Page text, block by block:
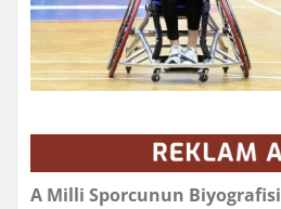
A Milli Sporcunun Biyografisi